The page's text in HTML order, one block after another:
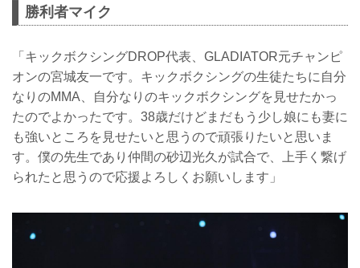
勝利者マイク
「キックボクシングDROP代表、GLADIATOR元チャンピ
オンの宮城友一です。キックボクシングの生徒たちに自分
なりのMMA、自分なりのキックボクシングを見せたかっ
たのでよかったです。38歳だけどまだもう少し娘にも妻に
も強いところを見せたいと思うので頑張りたいと思いま
す。僕の先生であり仲間の砂辺光久が試合で、上手く繋げ
られたと思うので応援よろしくお願いします」